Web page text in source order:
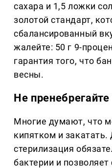
сахара и 1,5 ложки
золотой стандарт,
сбалансированный
жалейте: 50 г 9-
гарантия того, что
весны.
Не
Многие думают, что
кипятком и закатать.
стерилизация
бактерии и позволяет